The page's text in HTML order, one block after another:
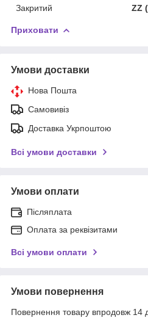
Закритий
ZZ
Приховати
Умови доставки
Нова Пошта
Самовивіз
Доставка Укрпоштою
Всі умови доставки
Умови оплати
Післяплата
Оплата за реквізитами
Всі умови оплати
Умови повернення
Повернення товару впродовж 14